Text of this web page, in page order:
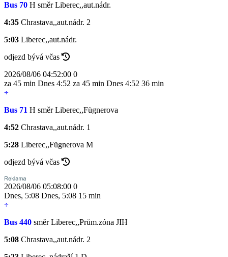
Bus 70 H směr Liberec,,aut.nádr.
4:35 Chrastava,,aut.nádr. 2
5:03 Liberec,,aut.nádr.
odjezd bývá včas
2026/08/06 04:52:00 0
za 45 min Dnes 4:52 za 45 min Dnes 4:52 36 min
÷
Bus 71 H směr Liberec,,Fügnerova
4:52 Chrastava,,aut.nádr. 1
5:28 Liberec,,Fügnerova M
odjezd bývá včas
2026/08/06 05:08:00 0
Dnes, 5:08 Dnes, 5:08 15 min
÷
Bus 440 směr Liberec,,Prům.zóna JIH
5:08 Chrastava,,aut.nádr. 2